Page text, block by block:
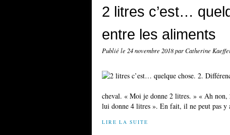
2 litres c’est…
entre les aliments
Publié le 24 novembre 2018par Catherine
cheval. « Moi je donne 2 litres. » « Ah non,
lui donne 4 litres ». En fait, il ne peut pas y
LIRE LA SUITE